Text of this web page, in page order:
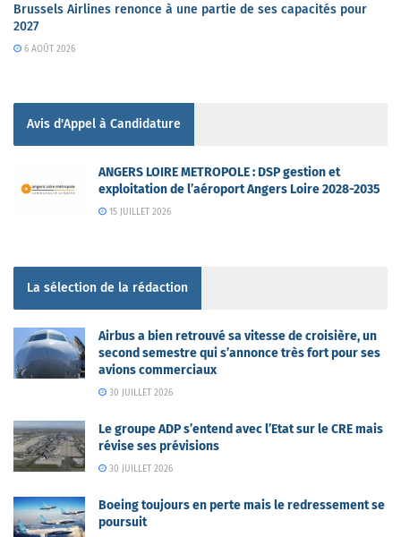
Brussels Airlines renonce à une partie de ses capacités pour
2027
6 AOÛT 2026
Avis d'Appel à Candidature
ANGERS LOIRE METROPOLE : DSP gestion et
exploitation de l’aéroport Angers Loire 2028-2035
15 JUILLET 2026
La sélection de la rédaction
Airbus a bien retrouvé sa vitesse de croisière, un
second semestre qui s’annonce très fort pour ses
avions commerciaux
30 JUILLET 2026
Le groupe ADP s’entend avec l’Etat sur le CRE mais
révise ses prévisions
30 JUILLET 2026
Boeing toujours en perte mais le redressement se
poursuit